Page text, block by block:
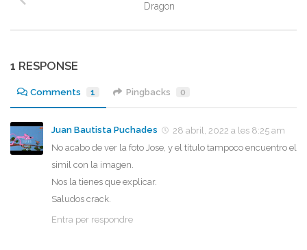
Dragon
1 RESPONSE
Comments 1 Pingbacks 0
Juan Bautista Puchades
28 abril, 2022 a les 8:25 am
No acabo de ver la foto Jose, y el título tampoco encuentro el
simil con la imagen.
Nos la tienes que explicar.
Saludos crack.
Entra per respondre